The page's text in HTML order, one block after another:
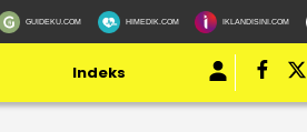
GUIDEKU.COM HIMEDIK.COM IKLANDISINI.COM
Indeks